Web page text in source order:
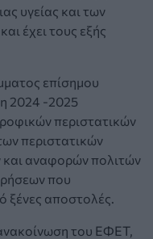
υγείας και των
έχει τους εξής
επίσημου
2024 -2025
περιστατικών
περιστατικών
και αναφορών πολιτών
που
ξένες αποστολές.
του ΕΦΕΤ,